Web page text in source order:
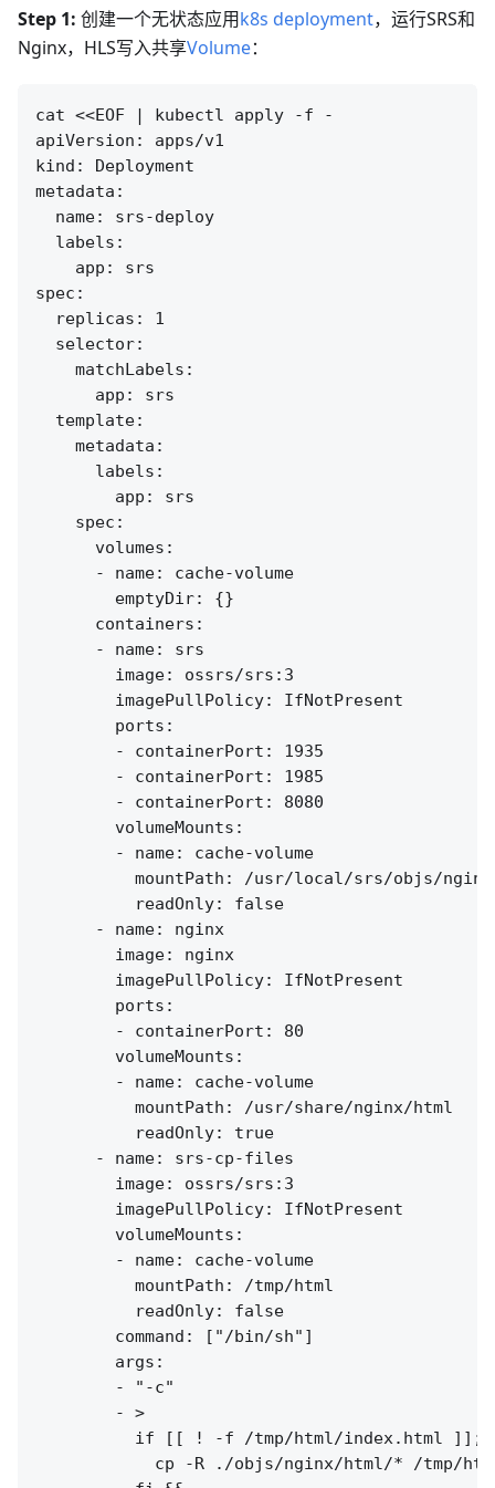
Step 1: 创建一个无状态应用k8s deployment，运行SRS和
Nginx，HLS写入共享Volume：
cat <<EOF | kubectl apply -f -
apiVersion: apps/v1
kind: Deployment
metadata:
  name: srs-deploy
  labels:
    app: srs
spec:
  replicas: 1
  selector:
    matchLabels:
      app: srs
  template:
    metadata:
      labels:
        app: srs
    spec:
      volumes:
      - name: cache-volume
        emptyDir: {}
      containers:
      - name: srs
        image: ossrs/srs:3
        imagePullPolicy: IfNotPresent
        ports:
        - containerPort: 1935
        - containerPort: 1985
        - containerPort: 8080
        volumeMounts:
        - name: cache-volume
mountPath: /usr/local/srs/objs/
          readOnly: false
      - name: nginx
        image: nginx
        imagePullPolicy: IfNotPresent
        ports:
        - containerPort: 80
        volumeMounts:
        - name: cache-volume
          mountPath: /usr/share/nginx/html
          readOnly: true
      - name: srs-cp-files
        image: ossrs/srs:3
        imagePullPolicy: IfNotPresent
        volumeMounts:
        - name: cache-volume
          mountPath: /tmp/html
          readOnly: false
        command: ["/bin/sh"]
        args:
        - "-c"
        - >
if [[ ! -f /tmp/html/index.html ]];
cp -R ./objs/nginx/html/* /tmp/